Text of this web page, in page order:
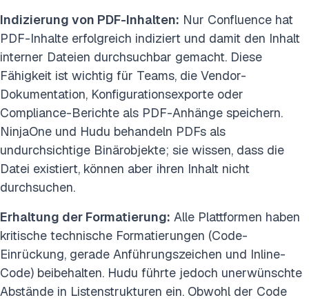
Indizierung von PDF-Inhalten: Nur Confluence hat
PDF-Inhalte erfolgreich indiziert und damit den Inhalt
interner Dateien durchsuchbar gemacht. Diese
Fähigkeit ist wichtig für Teams, die Vendor-
Dokumentation, Konfigurationsexporte oder
Compliance-Berichte als PDF-Anhänge speichern.
NinjaOne und Hudu behandeln PDFs als
undurchsichtige Binärobjekte; sie wissen, dass die
Datei existiert, können aber ihren Inhalt nicht
durchsuchen.
Erhaltung der Formatierung: Alle Plattformen haben
kritische technische Formatierungen (Code-
Einrückung, gerade Anführungszeichen und Inline-
Code) beibehalten. Hudu führte jedoch unerwünschte
Abstände in Listenstrukturen ein. Obwohl der Code